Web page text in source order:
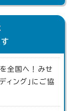
を全国へ！みせ
ィング」にご協